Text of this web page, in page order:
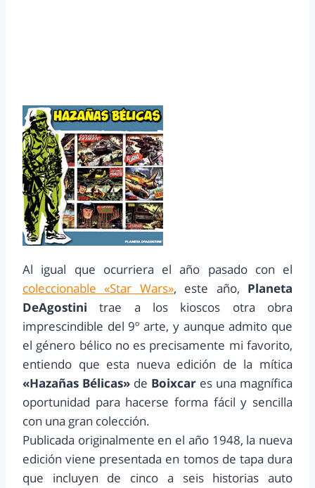
Al igual que ocurriera el año pasado con el
coleccionable «Star Wars», este año, Planeta
DeAgostinitrae a los kioscos otra obra
imprescindible del 9º arte, y aunque admito que
el género bélico no es precisamente mi favorito,
entiendo que esta nueva edición de la mítica
«Hazañas Bélicas» de Boixcar es una magnífica
oportunidad para hacerse forma fácil y sencilla
con una gran colección.
Publicada originalmente en el año 1948, la nueva
edición viene presentada en tomos de tapa dura
que incluyen de cinco a seis historias auto